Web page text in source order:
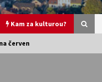
Kam za kulturou?
červen